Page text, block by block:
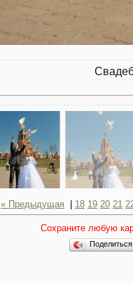
« Предыдущая 18 19 20 21
Сохраните любую